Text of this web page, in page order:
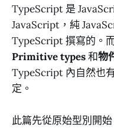
TypeScript 是
JavaScript，純
TypeScript 撰寫的。
Primitive types和物
TypeScript 內自然也
定。
此篇先從原始型別開